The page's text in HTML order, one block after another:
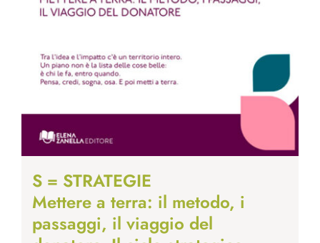
S = STRATEGIE
Mettere a terra: il metodo, i
passaggi, il viaggio del